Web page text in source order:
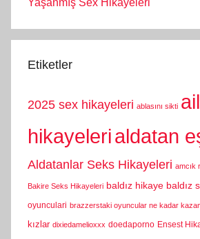
Yaşanmış Sex Hikayeleri
Etiketler
2025 sex hikayeleri ablasını sikti
hikayelerialdatan
Aldatanlar Seks Hikayeleri amcık
Bakire Seks Hikayeleri baldız hikaye baldız
oyunculari brazzerstaki oyuncular ne kadar
kızlar dixiedamelioxxx doedaporno Ensest